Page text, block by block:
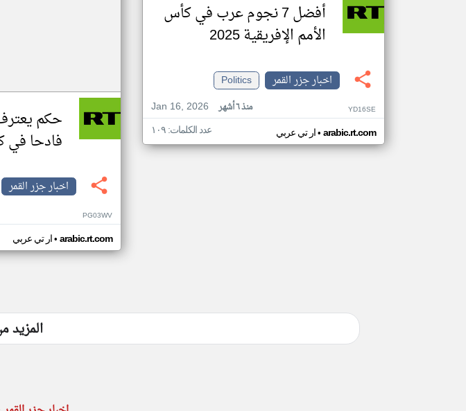
أفضل 7 نجوم عرب في كأس
الأمم الإفريقية 2025
اخبار جزر القمر
Politics
Jan 16, 2026
منذ ٦ أشهر YD16SE
ار تي عربي• arabic.rt.com عدد الكلمات: ١٠٩
حكم
فادحا في
اخبار جزر القمر
PG03WV
ار تي عربي• arabic.rt.com
المزيد